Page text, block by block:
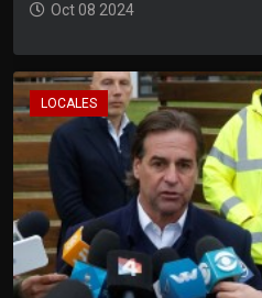
Oct 08 2024
LOCALES